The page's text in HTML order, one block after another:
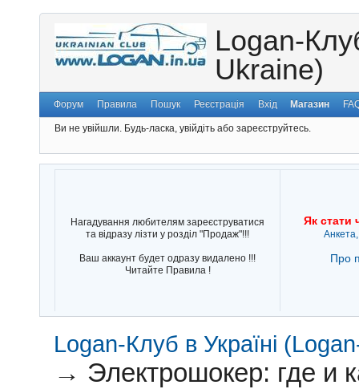
Logan-
Ukraine)
Форум Правила Пошук Реєстрація Вхід Магазин
Ви не увійшли. Будь-ласка, увійдіть або зареєструйтесь.
Нагадування любителям зареєструватися
та відразу лізти у розділ "Продаж"!!!
Ваш аккаунт будет одразу видалено !!!
Читайте Правила !
Як стати
Про
Logan-Клуб в Україні
→ Электрошокер: где и